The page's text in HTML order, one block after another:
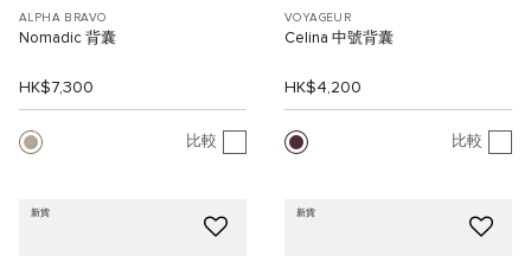
ALPHA BRAVO
Nomadic 背囊
HK$7,300
比較
VOYAGEUR
Celina 中號背囊
HK$4,200
比較
新貨 新貨